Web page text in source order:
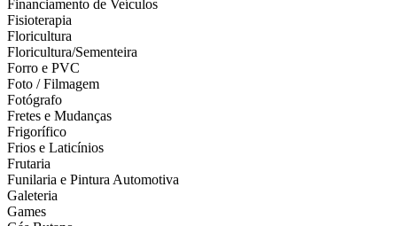
Financiamento de Veículos
Fisioterapia
Floricultura
Floricultura/Sementeira
Forro e PVC
Foto / Filmagem
Fotógrafo
Fretes e Mudanças
Frigorífico
Frios e Laticínios
Frutaria
Funilaria e Pintura Automotiva
Galeteria
Games